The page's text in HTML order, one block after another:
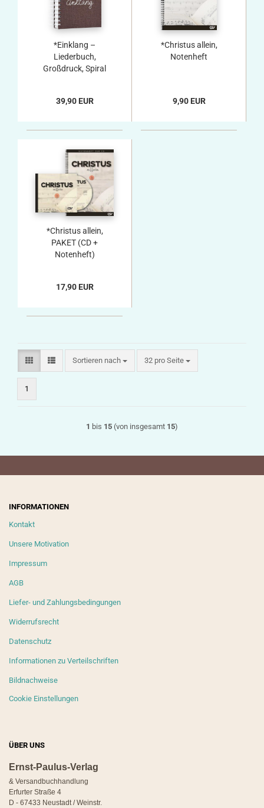
*Einklang –
Liederbuch,
Großdruck, Spiral
39,90 EUR
*Christus allein,
Notenheft
9,90 EUR
*Christus allein,
PAKET (CD +
Notenheft)
17,90 EUR
Sortieren nach
Sortieren nach 32 pro Seite
pro Seite
1
1 bis 15 (von insgesamt 15)
INFORMATIONEN
Kontakt
Unsere Motivation
Impressum
AGB
Liefer- und Zahlungsbedingungen
Widerrufsrecht
Datenschutz
Informationen zu Verteilschriften
Bildnachweise
Cookie Einstellungen
ÜBER UNS
Ernst-Paulus-Verlag
& Versandbuchhandlung
Erfurter Straße 4
D - 67433 Neustadt / Weinstr.